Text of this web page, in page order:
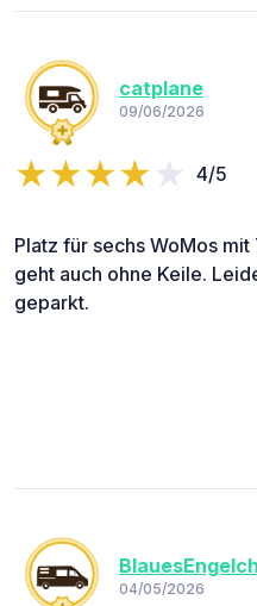
catplane
09/06/2026
4/5
Platz für sechs WoMos
geht auch ohne Keile.
geparkt.
04/05/2026